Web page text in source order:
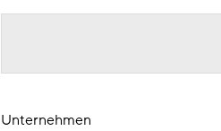
Unternehmen